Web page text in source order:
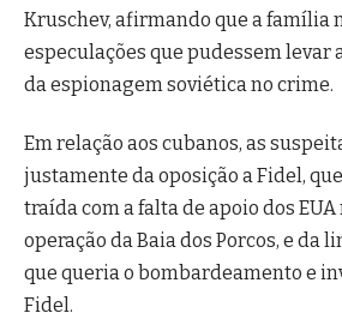
Kruschev, afirmando que a família
especulações que pudessem levar
da espionagem soviética no crime.
Em relação aos cubanos, as
justamente da oposição a Fidel,
traída com a falta de apoio dos
operação da Baia dos Porcos, e da
que queria o bombardeamento e
Fidel.